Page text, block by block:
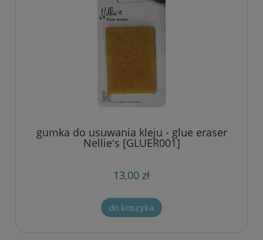
gumka do usuwania kleju - glue eraser
Nellie's [GLUER001]
13,00 zł
do koszyka